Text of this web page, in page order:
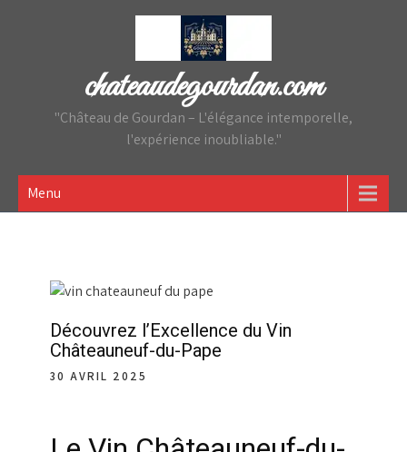
chateaudegourdan.com
"Château de Gourdan – L'élégance intemporelle,
l'expérience inoubliable."
Menu
Découvrez l’Excellence du Vin
Châteauneuf-du-Pape
30 AVRIL 2025